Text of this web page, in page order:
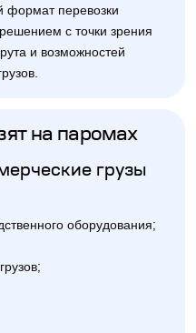
формат перевозки
с точки зрения
и возможностей
на паромах
грузы
оборудования;